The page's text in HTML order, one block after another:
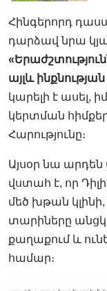
Հինգերորդ
դարձավ նրա
այլև
կարելի է ասել,
կերտման
Հարությունը։
Այսօր նա
վստահ է, որ
մեծ խթան
տարիները
քաղաքում և
համար։